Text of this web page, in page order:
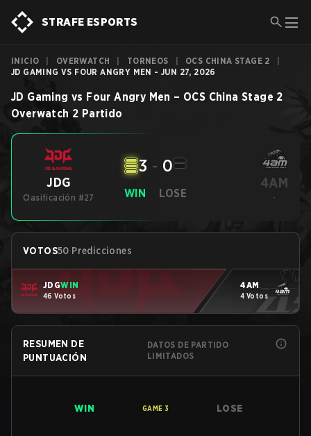
STRAFE ESPORTS
INICIO OVERWATCH TORNEOS OCS CHINA STAGE 2
JD GAMING VS FOUR ANGRY MEN - JUN 27, 2026
JD Gaming vs Four Angry Men – OCS China Stage 2
Overwatch 2 Partido
JDG
Clasificación #27 WIN
3 - 0
LOSE
4AM
-
VOTOS50 Predicciones
JDGWIN
46 Votos
4AM
4 Votos
RESUMEN DE
PUNTUACIÓN
DATOS DE PARTIDO
LIMITADOS
WIN GAME 3 LOSE